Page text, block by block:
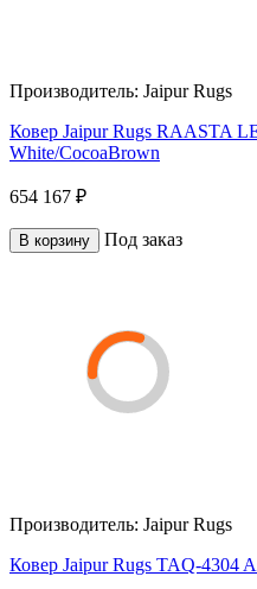
Производитель: Jaipur Rugs
Ковер Jaipur Rugs RAASTA
White/CocoaBrown
654 167 ₽
В корзину Под заказ
Производитель: Jaipur Rugs
Ковер Jaipur Rugs TAQ-4304